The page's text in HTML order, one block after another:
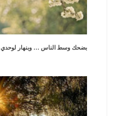
بضحك وسط الناس … وبنهار لوحدي